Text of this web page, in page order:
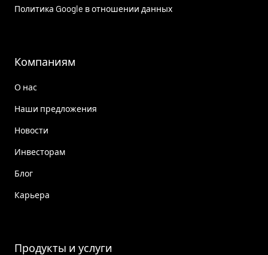
Политика Google в отношении данных
Компаниям
О нас
Наши предложения
Новости
Инвесторам
Блог
Карьера
Продукты и услуги